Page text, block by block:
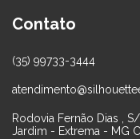
Contato
(35) 99733-3444
Rodovia Fernão Dias ,
Jardim - Extrema - MG